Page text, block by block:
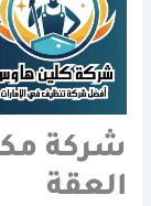
شركة
العقة